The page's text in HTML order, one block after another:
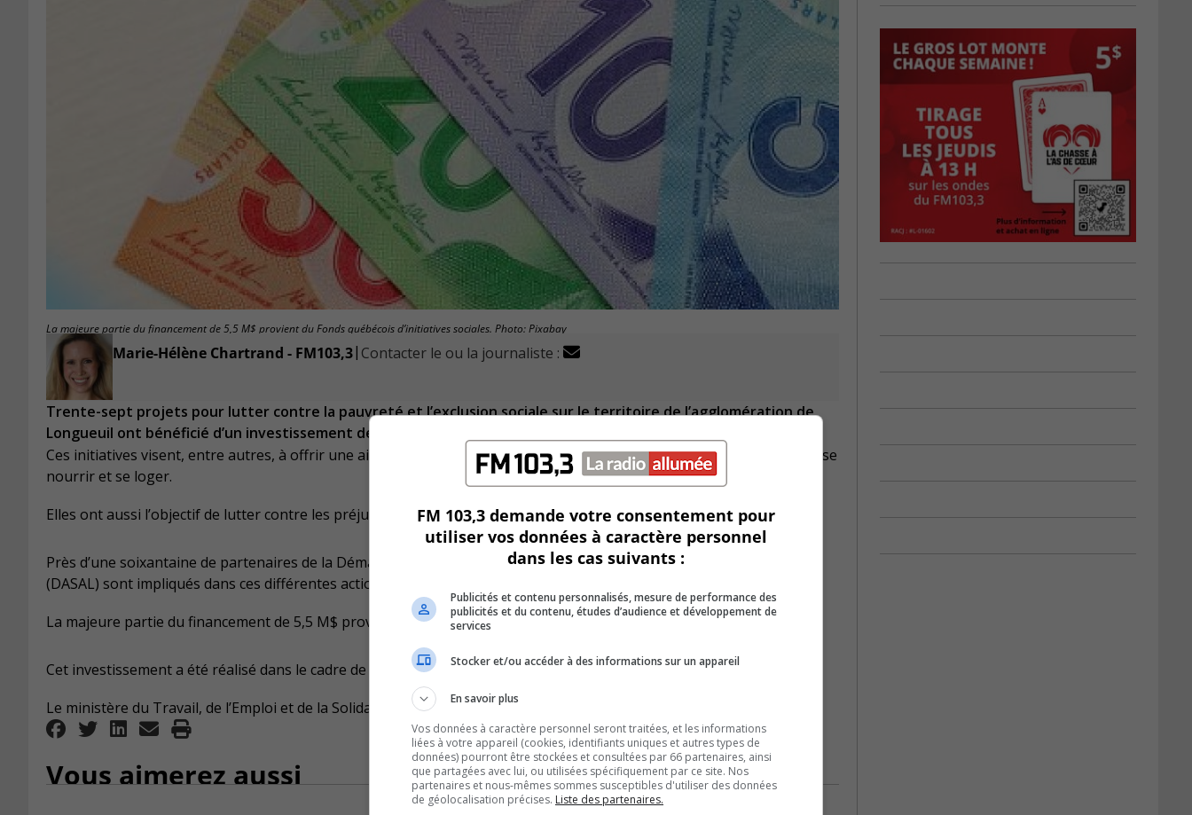
La majeure partie du financement de 5,5 M$ provient du Fonds québécois d’initiatives sociales. Photo: Pixabay
Marie-Hélène Chartrand - FM103,3| Contacter le ou la journaliste :
Trente-sept projets pour lutter contre la pauvreté et l’exclusion sociale sur le territoire de l’agglomération de
Longueuil ont bénéficié d’un investissement de plus de 5,5M$ depuis les 18 derniers mois.
Ces initiatives visent, entre autres, à offrir une aide aux personnes en situation de pauvreté ou de vulnérabilité pour se
nourrir et se loger.
Elles ont aussi l’objectif de lutter contre les préjugés et bonifier l’accès aux services et à l’accessibilité universelle.
Près d’une soixantaine de partenaires de la Démarche de l’Alliance pour la Solidarité de l’Agglomération de Longueuil
(DASAL) sont impliqués dans ces différentes actions.
La majeure partie du financement de 5,5 M$ provient du Fonds québécois d’initiatives sociales.
Cet investissement a été réalisé dans le cadre de l’Alliance pour la solidarité.
Le ministère du Travail, de l’Emploi et de la Solidarité sociale collabore également.
Vous aimerez aussi
FM 103,3 demande votre consentement pour
utiliser vos données à caractère personnel
dans les cas suivants :
Publicités et contenu personnalisés, mesure de performance des
publicités et du contenu, études d’audience et développement de
services
Stocker et/ou accéder à des informations sur un appareil
En savoir plus
Vos données à caractère personnel seront traitées, et les informations
liées à votre appareil (cookies, identifiants uniques et autres types de
données) pourront être stockées et consultées par 66 partenaires, ainsi
que partagées avec lui, ou utilisées spécifiquement par ce site. Nos
partenaires et nous-mêmes sommes susceptibles d'utiliser des données
de géolocalisation précises. Liste des partenaires.